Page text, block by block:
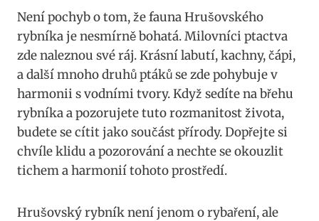
Není pochyb o tom, že fauna Hrušovského
rybníka je nesmírně bohatá. Milovníci ptactva
zde naleznou své ráj. Krásní labutí, kachny, čápi,
a další mnoho druhů ptáků se zde pohybuje v
harmonii s vodními tvory. Když sedíte na břehu
rybníka a pozorujete tuto rozmanitost života,
budete se cítit jako součást přírody. Dopřejte si
chvíle klidu a pozorování a nechte se okouzlit
tichem a harmonií tohoto prostředí.
Hrušovský rybník není jenom o rybaření, ale